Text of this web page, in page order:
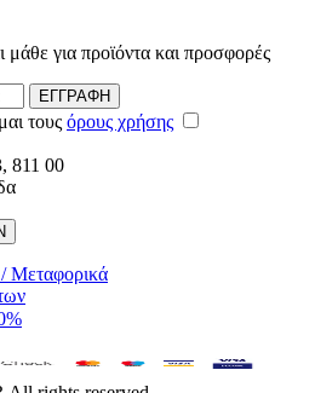
για προϊόντα και προσφορές
ΕΓΓΡΑΦΗ
τους όρους χρήσης
, 811 00
Μεταφορικά